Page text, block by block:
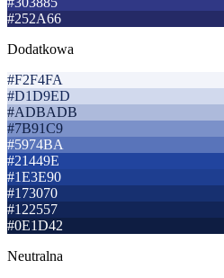
#252A66
Dodatkowa
#F2F4FA
#D1D9ED
#ADBADB
#7B91C9
#5974BA
#21449E
#1E3E90
#173070
#122557
#0E1D42
Neutralna